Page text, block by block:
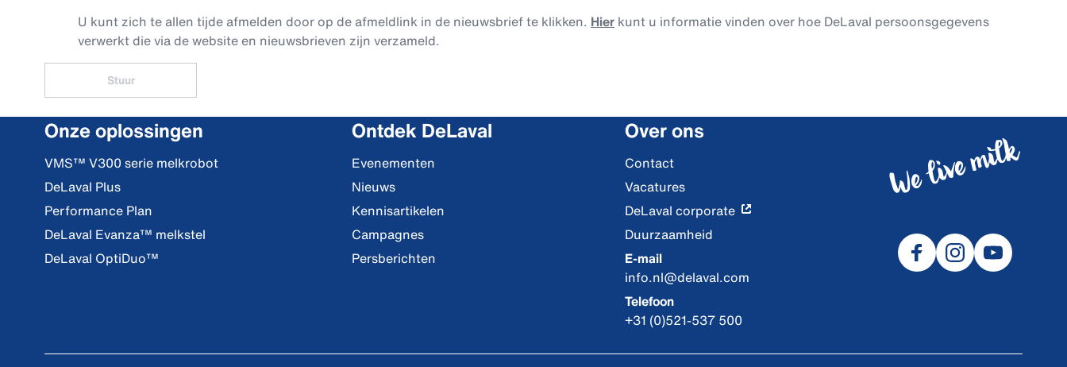
U kunt zich te allen tijde afmelden door op de afmeldlink in de nieuwsbrief te klikken. Hier kunt u informatie vinden over hoe DeLaval persoonsgegevens
verwerkt die via de website en nieuwsbrieven zijn verzameld.
Stuur
Onze oplossingen
VMS™ V300 serie melkrobot
DeLaval Plus
Performance Plan
DeLaval Evanza™ melkstel
DeLaval OptiDuo™
Ontdek DeLaval
Evenementen
Nieuws
Kennisartikelen
Campagnes
Persberichten
Over ons
Contact
Vacatures
DeLaval corporate
Duurzaamheid
E-mail
info.nl@delaval.com
Telefoon
+31 (0)521-537 500